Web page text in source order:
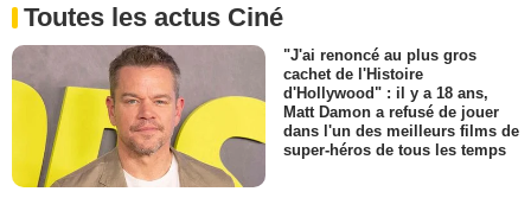
Toutes les actus Ciné
"J'ai renoncé au plus gros
cachet de l'Histoire
d'Hollywood" : il y a 18 ans,
Matt Damon a refusé de jouer
dans l'un des meilleurs films de
super-héros de tous les temps